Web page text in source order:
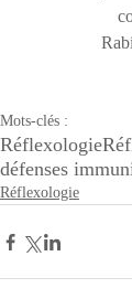
Mots-clés :
Réflexologie
défenses
Réflexologie